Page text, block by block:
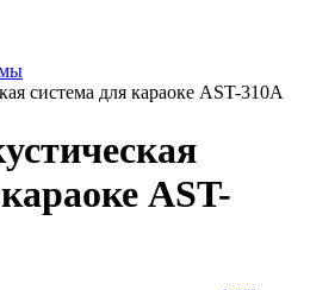
система для караоке AST-310A
AST-